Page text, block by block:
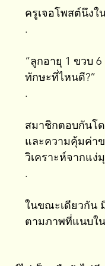
ครูเจอโพสต์นึงใ
.
“ลูกอายุ 1 ขวบ
ทักษะที่ไหนดี?”
.
สมาชิกตอบกันโ
และความคุ้มค่า
วิเคราะห์จากแง่
.
ในขณะเดียวกัน
ตามภาพที่แนบใ